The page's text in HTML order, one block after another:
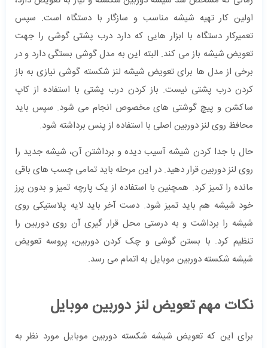
اولین کار تهیه شیشه مناسب و سازگار با دستگاه است. سپس
تعمیرکار دستگاه با ابزار هایی که دارد درب پشتی گوشی را جهت
تعویض شیشه باز می کند. البته این به مدل گوشی بستگی دارد و در
برخی از مدل ها برای تعویض شیشه لنز شکسته گوشی نیازی به باز
کردن درب پشتی نیست. باز کردن درب پشتی با استفاده از کاپ
ساکشن و پیچ گوشتی های مخصوص انجام می شود. سپس باید
محافظ روی لنز دوربین اصلی با استفاده از پنس برداشته شود.
حال با جدا کردن شیشه آسیب دیده و برداشتن آن، شیشه جدید را
روی لنز دوربین قرار دهید. در این مرحله باید تمامی چسب های باقی
مانده را تمیز کرد. همچنین با استفاده از یک پارچه تمیز و بدون پرز
خود شیشه هم باید تمیز شود. دست آخر باید لایه پلاستیکی روی
شیشه را برداشت و به درستی محل قرار گیری آن روی دوربین را
تنظیم کرد. با بستن گوشی و چک کردن دوربین، پروسه تعویض
شیشه شکسته دوربین موبایل به اتمام می رسد.
نکات مهم تعویض لنز دوربین موبایل
برای این که تعویض شیشه شکسته دوربین موبایل مورد نظر به